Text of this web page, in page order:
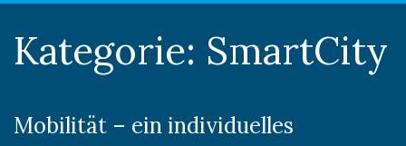
Kategorie: SmartCity
Mobilität – ein individuelles